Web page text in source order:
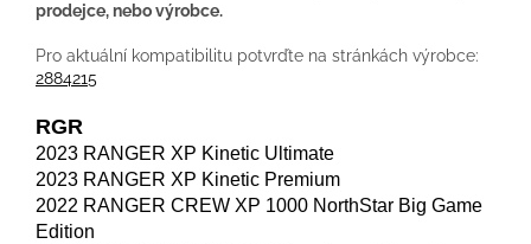
prodejce, nebo výrobce.
Pro aktuální kompatibilitu potvrďte na stránkách výrobce:
2884215
RGR
2023 RANGER XP Kinetic Ultimate
2023 RANGER XP Kinetic Premium
2022 RANGER CREW XP 1000 NorthStar Big Game
Edition